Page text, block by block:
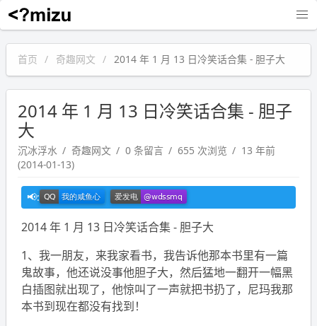
沉冰浮水
首页 奇趣网文 2014 年 1 月 13 日冷笑话合集 - 胆子大
2014 年 1 月 13 日冷笑话合集 - 胆子
大
沉冰浮水 奇趣网文 0 条留言 655 次浏览
13 年前
(2014-01-13)
2014 年 1 月 13 日冷笑话合集 - 胆子大
1、我一朋友，来我家看书，我告诉他那本书里有一篇
鬼故事，他还说没事他胆子大，然后猛地一翻开一幅黑
白插图就出现了，他惊叫了一声就把书扔了，尼玛我那
本书到现在都没有找到！